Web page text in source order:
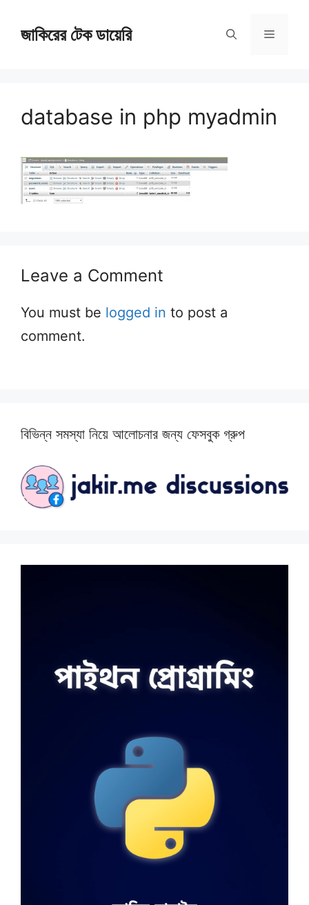
জাকিরের টেক ডায়েরি Menu
database in php myadmin
Leave a Comment
You must be logged in to post a
comment.
বিভিন্ন সমস্যা নিয়ে আলোচনার জন্য ফেসবুক গ্রুপ